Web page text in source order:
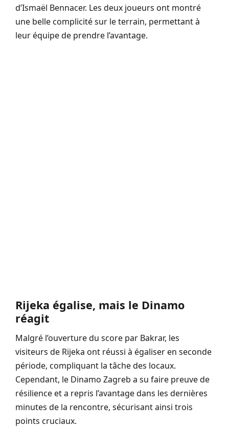
d’Ismaël Bennacer. Les deux joueurs ont montré
une belle complicité sur le terrain, permettant à
leur équipe de prendre l’avantage.
Rijeka égalise, mais le Dinamo
réagit
Malgré l’ouverture du score par Bakrar, les
visiteurs de Rijeka ont réussi à égaliser en seconde
période, compliquant la tâche des locaux.
Cependant, le Dinamo Zagreb a su faire preuve de
résilience et a repris l’avantage dans les dernières
minutes de la rencontre, sécurisant ainsi trois
points cruciaux.